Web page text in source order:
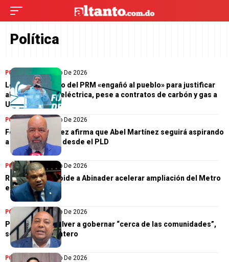
Política
POLÍTICA19 De Julio De 2026
Leonel: Gobierno del PRM «engañó al pueblo» para justificar
alza de la tarifa eléctrica, pese a contratos de carbón y gas a
US$69
POLÍTICA16 De Julio De 2026
Fernando Ramírez afirma que Abel Martínez seguirá aspirando
a la Presidencia desde el PLD
POLÍTICA15 De Julio De 2026
Ramón Raposo pide a Abinader acelerar ampliación del Metro
en Villa Mella
POLÍTICA14 De Julio De 2026
PLD promete volver a gobernar “cerca de las comunidades”,
según Dilen Montero
POLÍTICA13 De Julio De 2026